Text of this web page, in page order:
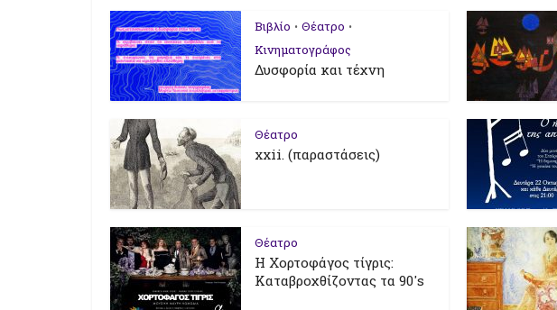
Βιβλίο • Θέατρο •
Κινηματογράφος
Δυσφορία και τέχνη
Θέατρο
xxii. (παραστάσεις)
Θέατρο
Η Χορτοφάγος τίγρις:
Καταβροχθίζοντας τα 90's